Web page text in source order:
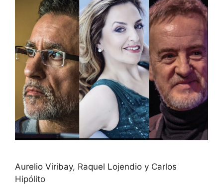
Aurelio Viribay, Raquel Lojendio y Carlos
Hipólito